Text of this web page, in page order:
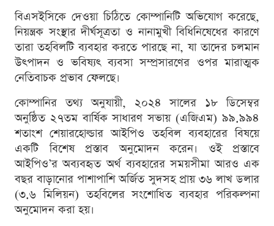
বিএসইসিকে দেওয়া চিঠিতে কোম্পানিটি অভিযোগ করেছে,
নিয়ন্ত্রক সংস্থার দীর্ঘসূত্রতা ও নানামুখী বিধিনিষেধের কারণে
তারা তহবিলটি ব্যবহার করতে পারছে না, যা তাদের চলমান
উৎপাদন ও ভবিষ্যৎ ব্যবসা সম্প্রসারণের ওপর মারাত্মক
নেতিবাচক প্রভাব ফেলছে।
কোম্পানির তথ্য অনুযায়ী, ২০২৪ সালের ১৮ ডিসেম্বর
অনুষ্ঠিত ২৭তম বার্ষিক সাধারণ সভায় (এজিএম) ৯৯.৯৯৪
শতাংশ শেয়ারহোল্ডার আইপিও তহবিল ব্যবহারের বিষয়ে
একটি বিশেষ প্রস্তাব অনুমোদন করেন। ওই প্রস্তাবে
আইপিও’র অব্যবহৃত অর্থ ব্যবহারের সময়সীমা আরও এক
বছর বাড়ানোর পাশাপাশি অর্জিত সুদসহ প্রায় ৩৬ লাখ ডলার
(৩.৬ মিলিয়ন) তহবিলের সংশোধিত ব্যবহার পরিকল্পনা
অনুমোদন করা হয়।